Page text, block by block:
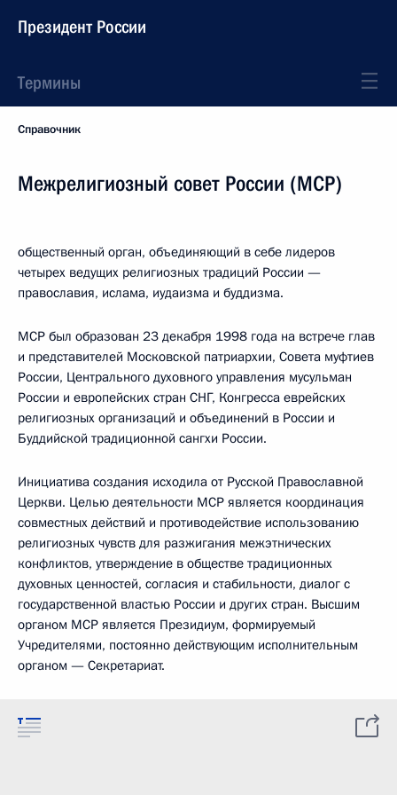
Президент России
Термины
Справочник
Межрелигиозный совет России (МСР)
общественный орган, объединяющий в себе лидеров
четырех ведущих религиозных традиций России —
православия, ислама, иудаизма и буддизма.
МСР был образован 23 декабря 1998 года на встрече глав
и представителей Московской патриархии, Совета муфтиев
России, Центрального духовного управления мусульман
России и европейских стран СНГ, Конгресса еврейских
религиозных организаций и объединений в России и
Буддийской традиционной сангхи России.
Инициатива создания исходила от Русской Православной
Церкви. Целью деятельности МСР является координация
совместных действий и противодействие использованию
религиозных чувств для разжигания межэтнических
конфликтов, утверждение в обществе традиционных
духовных ценностей, согласия и стабильности, диалог с
государственной властью России и других стран. Высшим
органом МСР является Президиум, формируемый
Учредителями, постоянно действующим исполнительным
органом — Секретариат.